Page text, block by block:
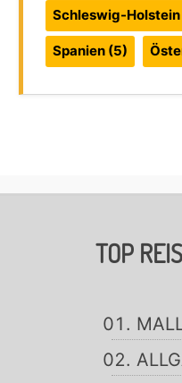
Schleswig-Holstein
Spanien(5)
TOP